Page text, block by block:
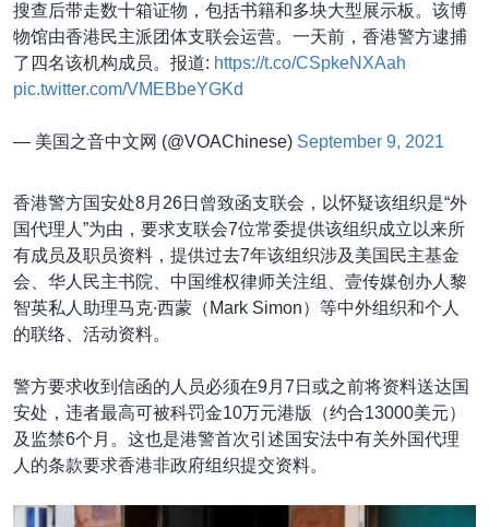
搜查后带走数十箱证物，包括书籍和多块大型展示板。该博
物馆由香港民主派团体支联会运营。一天前，香港警方逮捕
了四名该机构成员。报道: https://t.co/CSpkeNXAah
pic.twitter.com/VMEBbeYGKd
— 美国之音中文网 (@VOAChinese) September 9, 2021
香港警方国安处8月26日曾致函支联会，以怀疑该组织是“外
国代理人”为由，要求支联会7位常委提供该组织成立以来所
有成员及职员资料，提供过去7年该组织涉及美国民主基金
会、华人民主书院、中国维权律师关注组、壹传媒创办人黎
智英私人助理马克∙西蒙（Mark Simon）等中外组织和个人
的联络、活动资料。
警方要求收到信函的人员必须在9月7日或之前将资料送达国
安处，违者最高可被科罚金10万元港版（约合13000美元）
及监禁6个月。这也是港警首次引述国安法中有关外国代理
人的条款要求香港非政府组织提交资料。